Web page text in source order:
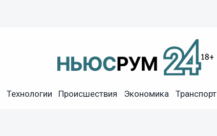
Технологии Происшествия Экономика Транспорт